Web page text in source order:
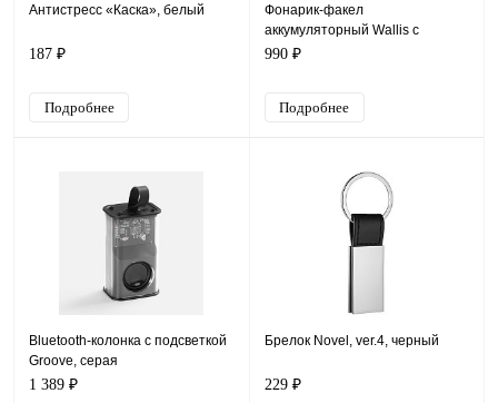
Антистресс «Каска», белый
187 ₽
Подробнее
Фонарик-факел
аккумуляторный Wallis с
магнитом, синий
990 ₽
Подробнее
Bluetooth-колонка с подсветкой
Groove, серая
1 389 ₽
Брелок Novel, ver.4, черный
229 ₽